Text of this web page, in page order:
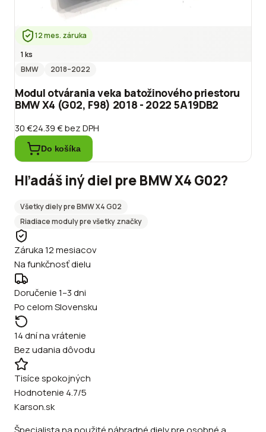
12 mes. záruka
1 ks
BMW
2018–2022
Modul otvárania veka batožinového priestoru
BMW X4 (G02, F98) 2018 - 2022 5A19DB2
30 €24.39 €bez DPH
Do košíka
Hľadáš iný diel pre BMWX4 G02?
Všetky diely preBMWX4 G02
Riadiace modulypre všetky značky
Záruka 12 mesiacov
Na funkčnosť dielu
Doručenie 1–3 dni
Po celom Slovensku
14 dní na vrátenie
Bez udania dôvodu
Tisíce spokojných
Hodnotenie 4.7/5
Karson.sk